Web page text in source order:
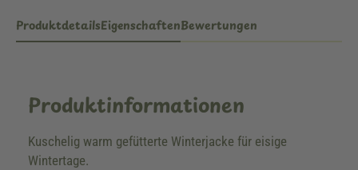
ProduktdetailsEigenschaftenBewertungen
Produktinformationen
Kuschelig warm gefütterte Winterjacke für eisige
Wintertage.